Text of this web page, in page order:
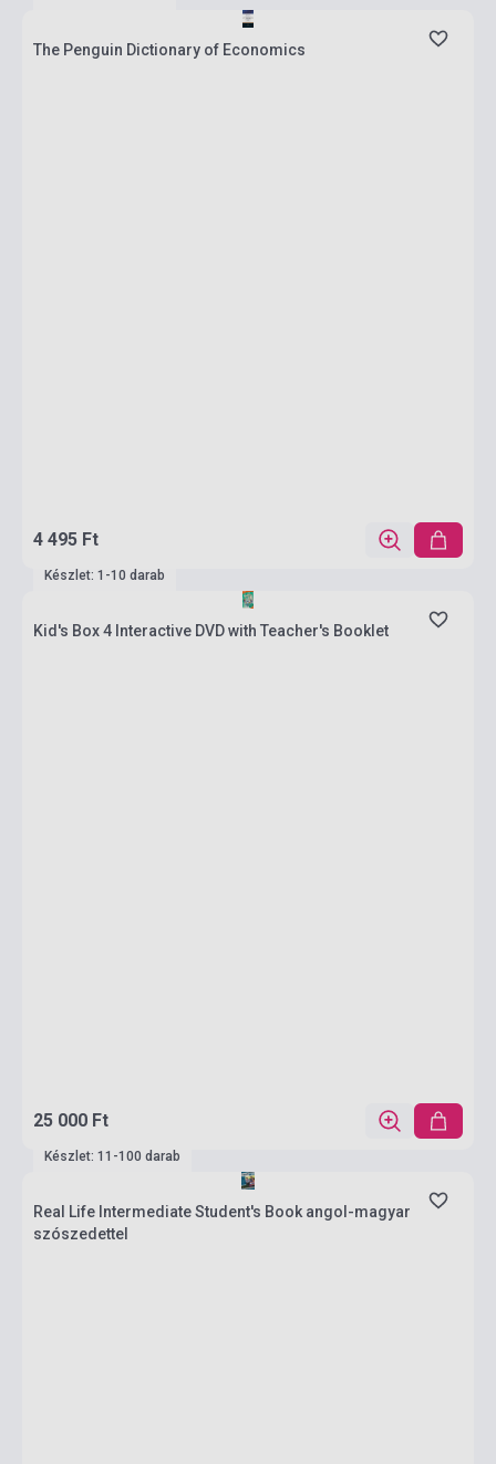
The Penguin Dictionary of Economics
4 495 Ft
Készlet: 1-10 darab
Kid's Box 4 Interactive DVD with Teacher's Booklet
25 000 Ft
Készlet: 11-100 darab
Real Life Intermediate Student's Book angol-magyar
szószedettel